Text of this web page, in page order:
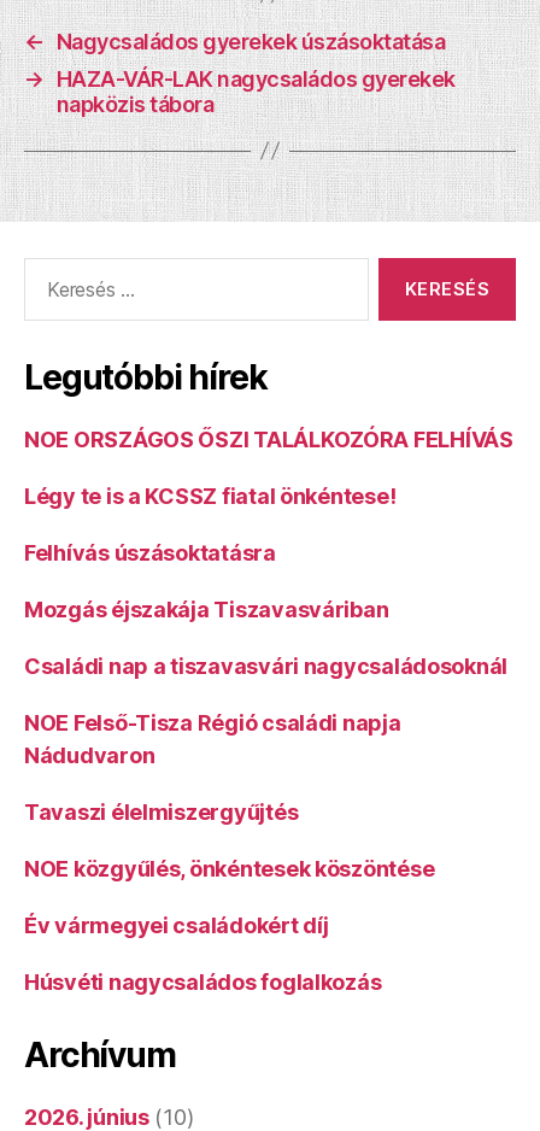
← Nagycsaládos gyerekek úszásoktatása
→
HAZA-VÁR-LAK nagycsaládos gyerekek
napközis tábora
Legutóbbi hírek
NOE ORSZÁGOS ŐSZI TALÁLKOZÓRA FELHÍVÁS
Légy te is a KCSSZ fiatal önkéntese!
Felhívás úszásoktatásra
Mozgás éjszakája Tiszavasváriban
Családi nap a tiszavasvári nagycsaládosoknál
NOE Felső-Tisza Régió családi napja
Nádudvaron
Tavaszi élelmiszergyűjtés
NOE közgyűlés, önkéntesek köszöntése
Év vármegyei családokért díj
Húsvéti nagycsaládos foglalkozás
Archívum
2026. június(10)